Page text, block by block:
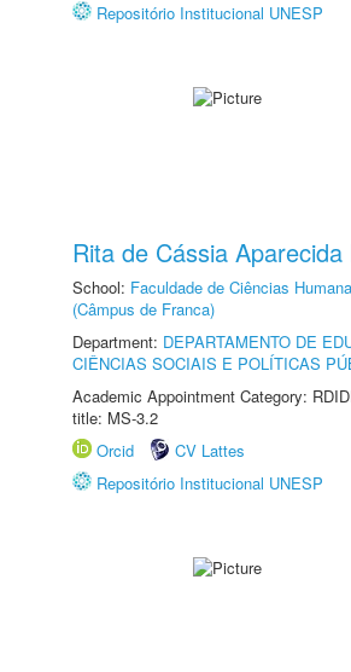
Repositório Institucional UNESP
Rita de Cássia Aparecida
School: Faculdade de Ciências
(Câmpus de Franca)
Department: DEPARTAMENTO DE
CIÊNCIAS SOCIAIS E POLÍTICAS
Academic Appointment Category:
title: MS-3.2
Orcid
CV Lattes
Repositório Institucional UNESP